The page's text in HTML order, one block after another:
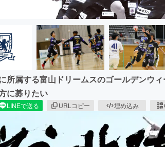
所属する富山ドリームスのゴールデンウ
に募りたい
LINEで送る URLコピー 埋め込み